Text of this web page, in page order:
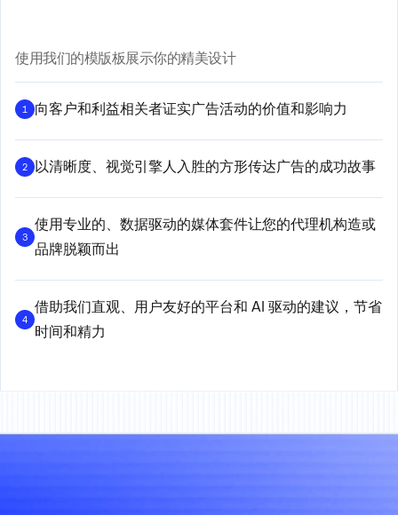
使用我们的模版板展示你的精美设计
1 向客户和利益相关者证实广告活动的价值和影响力
2 以清晰度、视觉引擎人入胜的方形传达广告的成功故事
3
使用专业的、数据驱动的媒体套件让您的代理机构造或
品牌脱颖而出
4
借助我们直观、用户友好的平台和 AI 驱动的建议，节省
时间和精力